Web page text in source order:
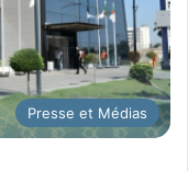
Presse et Médias